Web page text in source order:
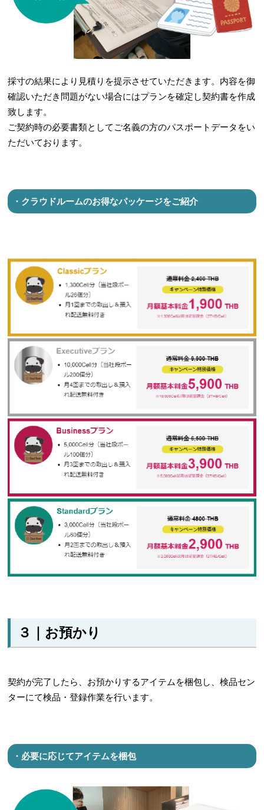
採寸の結果により見積りを提示させていただきます。内容を御
確認いただき問題がない場合にはプランを確定し契約書を作成
致します。
ご契約時の必要書類としてご名義の方のパスポートデータをい
ただいております。
・クラウドルームのお得なパッケージをご紹介
３｜お預かり
契約が完了したら、お預かりするアイテムを梱包し、検品セン
ターにて検品・登録作業を行います。
・必要に応じてアイテムを梱包